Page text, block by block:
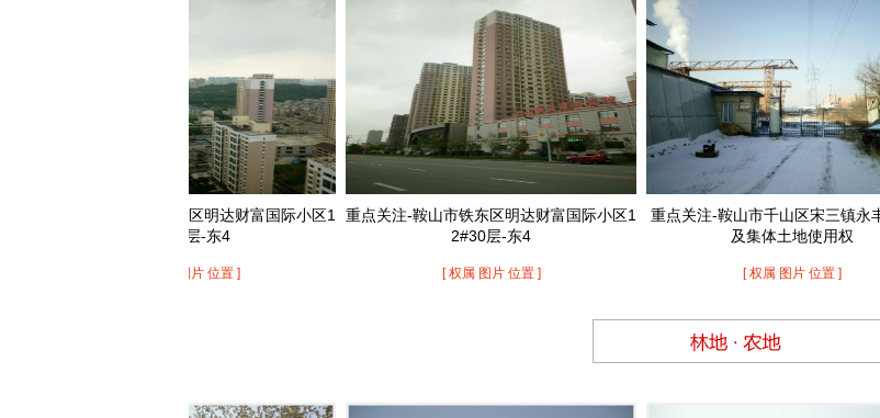
281号 海城市牌楼镇海镁机电2号海镁街
S...
280号 鞍山市铁东区科技路139-14号房产
包...
136号 台安县西平村十组房西及西平村五
135号 台安县台盘路南城郊乡黑渔村委会
133号 台安县西佛镇东佛村门市楼（阳光
132号 台安县八角台街道老边村土地及鱼
92-6号 台安县黄沙坨镇黄沙坨村四组房产
131号 台安县高力房镇长安路南门市楼
129号 台安县台安镇繁荣街西大庆路回迁
位...
122号 海城市西柳镇坯厂村房产及土地使
121号 鞍山市铁西区九道街178栋38处房
120号 海城市海州管理区北关街合力委弘
119号 鞍山市高新区深峪路33号房产
118号 台安县西佛镇双庙子村四组房产及
117号 鞍山市铁东区二一九路5-S1至S8八
116号 鞍山市铁西区人民路4号楼1-23轴3
115号 鞍山市千山区南三环路630号房产
114号 海城市海州管理区北关街红星委红
113号 海城市东四镇东四村房产及土地使
111号 鞍山市铁东区中华南路146栋1-3层
关注-鞍山市铁东区明达财富国际小区1 重点关注-鞍山市铁东区明达财富国际小区1
2#30层-东4
[ 权属 图片 位置 ]
重点关注-鞍山市千山区宋三镇永丰村厂房
及集体土地使用权
[ 权属 图片 位置 ]